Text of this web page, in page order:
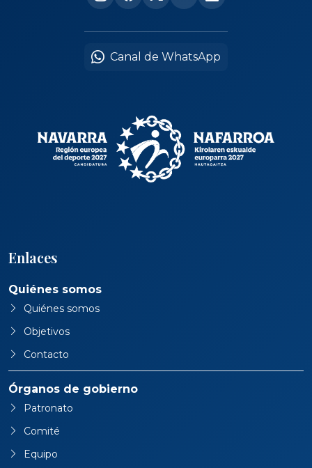
Canal de WhatsApp
Enlaces
Quiénes somos
Quiénes somos
Objetivos
Contacto
Órganos de gobierno
Patronato
Comité
Equipo